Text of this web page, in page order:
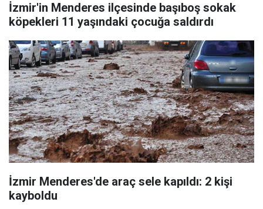
İzmir'in Menderes ilçesinde başıboş sokak
köpekleri 11 yaşındaki çocuğa saldırdı
İzmir Menderes'de araç sele kapıldı: 2 kişi
kayboldu